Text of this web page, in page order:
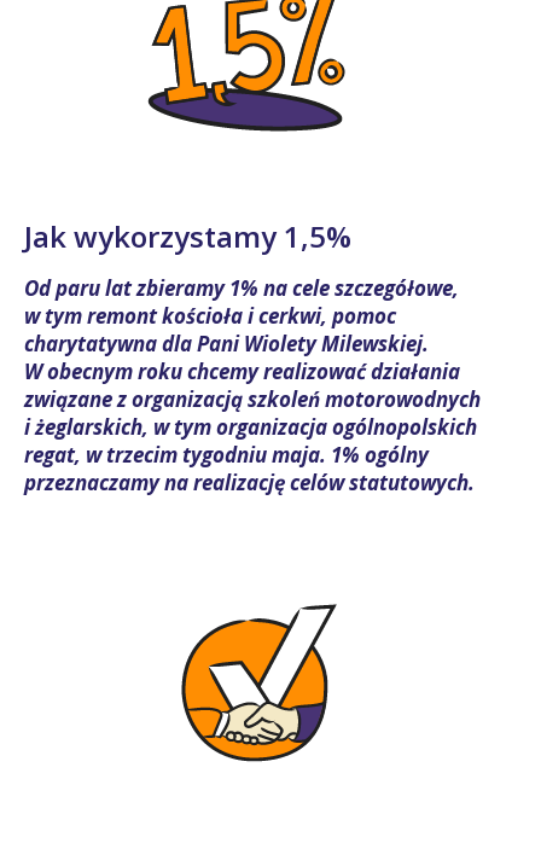
Jak wykorzystamy 1,5%
Od paru lat zbieramy 1% na cele szczegółowe,
w tym remont kościoła i cerkwi, pomoc
charytatywna dla Pani Wiolety Milewskiej.
W obecnym roku chcemy realizować działania
związane z organizacją szkoleń motorowodnych
i żeglarskich, w tym organizacja ogólnopolskich
regat, w trzecim tygodniu maja. 1% ogólny
przeznaczamy na realizację celów statutowych.